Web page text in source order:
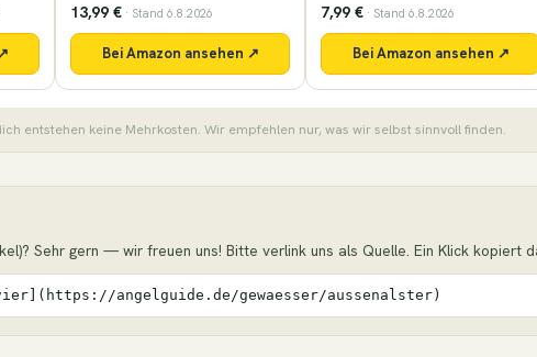
ansehen ↗
7,99 €· Stand 6.8.2026
Bei Amazon ansehen ↗
9,49 €· Stand 6.8.2026
Bei Amazon
entstehen keine Mehrkosten. Wir empfehlen nur, was wir selbst sinnvoll finden.
Sehr gern — wir freuen uns! Bitte verlink uns als Quelle. Ein Klick kopiert
angelguide.de/gewaesser/aussenalster)